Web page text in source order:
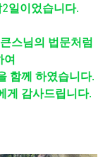
일이었습니다.
스님의 법문처럼
여
함께 하였습니다.
게 감사드립니다.